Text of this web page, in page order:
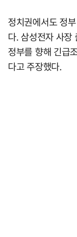
정치권에서도 정
다. 삼성전자 사장
정부를 향해 긴급
다고 주장했다.